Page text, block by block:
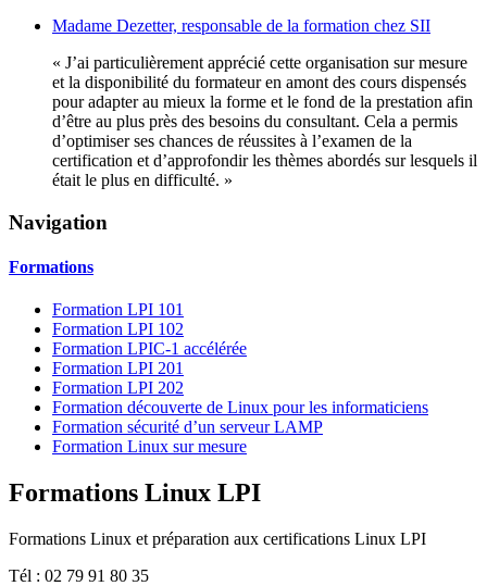
Madame Dezetter, responsable de la formation chez SII
« J’ai particulièrement apprécié cette organisation sur mesure
et la disponibilité du formateur en amont des cours dispensés
pour adapter au mieux la forme et le fond de la prestation afin
d’être au plus près des besoins du consultant. Cela a permis
d’optimiser ses chances de réussites à l’examen de la
certification et d’approfondir les thèmes abordés sur lesquels il
était le plus en difficulté. »
Navigation
Formations
Formation LPI 101
Formation LPI 102
Formation LPIC-1 accélérée
Formation LPI 201
Formation LPI 202
Formation découverte de Linux pour les informaticiens
Formation sécurité d’un serveur LAMP
Formation Linux sur mesure
Formations Linux LPI
Formations Linux et préparation aux certifications Linux LPI
Tél : 02 79 91 80 35